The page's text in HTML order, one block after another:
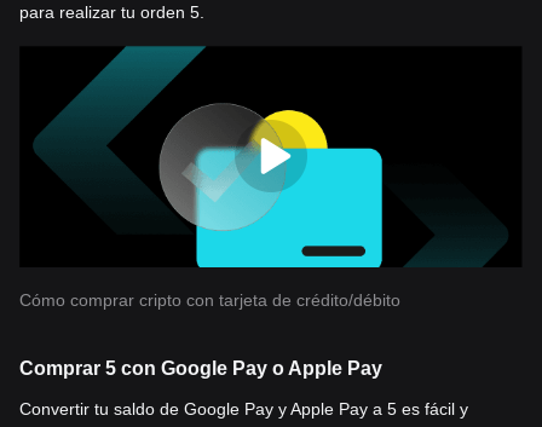
para realizar tu orden 5.
Cómo comprar cripto con tarjeta de crédito/débito
Comprar 5 con Google Pay o Apple Pay
Convertir tu saldo de Google Pay y Apple Pay a 5 es fácil y